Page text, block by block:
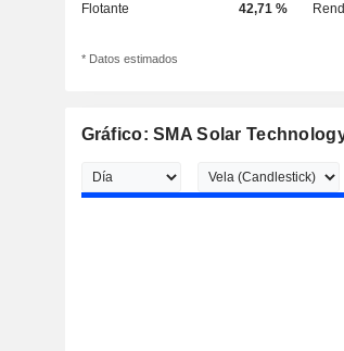
Flotante 42,71 %
* Datos estimados
Gráfico: SMA Solar